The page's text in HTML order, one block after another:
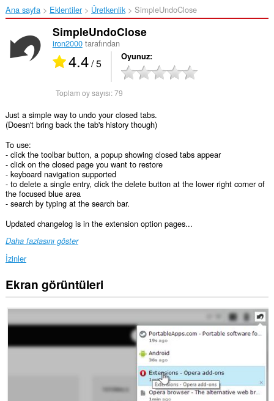
Ana sayfa Eklentiler Üretkenlik SimpleUndoClose‎
SimpleUndoClose
iron2000tarafından
4.4/ 5 Oyunuz
Toplam oy sayısı:79
Just a simple way to undo your closed tabs.
(Doesn't bring back the tab's history though)
To use:
- click the toolbar button, a popup showing closed tabs appear
- click on the closed page you want to restore
- keyboard navigation supported
- to delete a single entry, click the delete button at the lower right corner of
the focused blue area
- search by typing at the search bar.
Updated changelog is in the extension option pages...
Daha fazlasını göster
İzinler
Bu
eklenti,
tarama
erişebilir.
Ekran görüntüleri